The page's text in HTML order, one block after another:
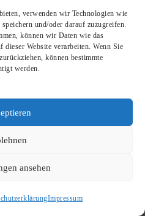
verwenden wir Technologien wie
und/oder darauf zuzugreifen.
können wir Daten wie das
Website verarbeiten. Wenn Sie
können bestimmte
werden.
ansehen
Impressum
sind keine Kommentare vorhanden.
- SKope